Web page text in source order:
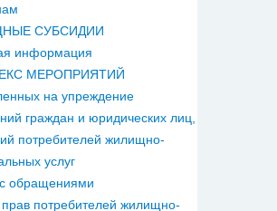
СУБСИДИИ
информация
МЕРОПРИЯТИЙ
на упреждение
граждан и юридических лиц,
потребителей жилищно-
услуг
обращениями
потребителей жилищно-